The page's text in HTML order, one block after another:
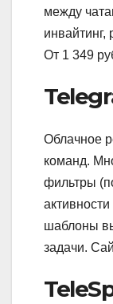
между
От 1 349
Облачное
команд.
фильтры
шаблоны
задачи.